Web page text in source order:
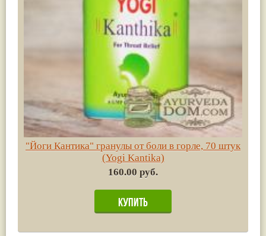
"Йоги Кантика" гранулы от боли в горле, 70 штук
(Yogi Kantika)
160.00 руб.